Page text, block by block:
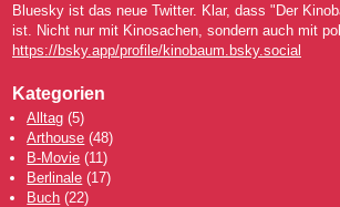
Bluesky ist das neue Twitter. Klar, dass "Der
ist. Nicht nur mit Kinosachen, sondern auch mit
https://bsky.app/profile/kinobaum.bsky.social
Kategorien
Alltag (5)
Arthouse (48)
B-Movie (11)
Berlinale (17)
Buch (22)